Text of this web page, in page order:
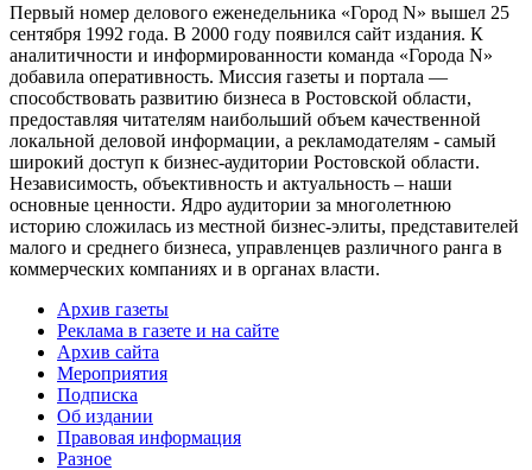
Первый номер делового еженедельника «Город N» вышел 25
сентября 1992 года. В 2000 году появился сайт издания. К
аналитичности и информированности команда «Города N»
добавила оперативность. Миссия газеты и портала —
способствовать развитию бизнеса в Ростовской области,
предоставляя читателям наибольший объем качественной
локальной деловой информации, а рекламодателям - самый
широкий доступ к бизнес-аудитории Ростовской области.
Независимость, объективность и актуальность – наши
основные ценности. Ядро аудитории за многолетнюю
историю сложилась из местной бизнес-элиты, представителей
малого и среднего бизнеса, управленцев различного ранга в
коммерческих компаниях и в органах власти.
Архив газеты
Реклама в газете и на сайте
Архив сайта
Мероприятия
Подписка
Об издании
Правовая информация
Разное